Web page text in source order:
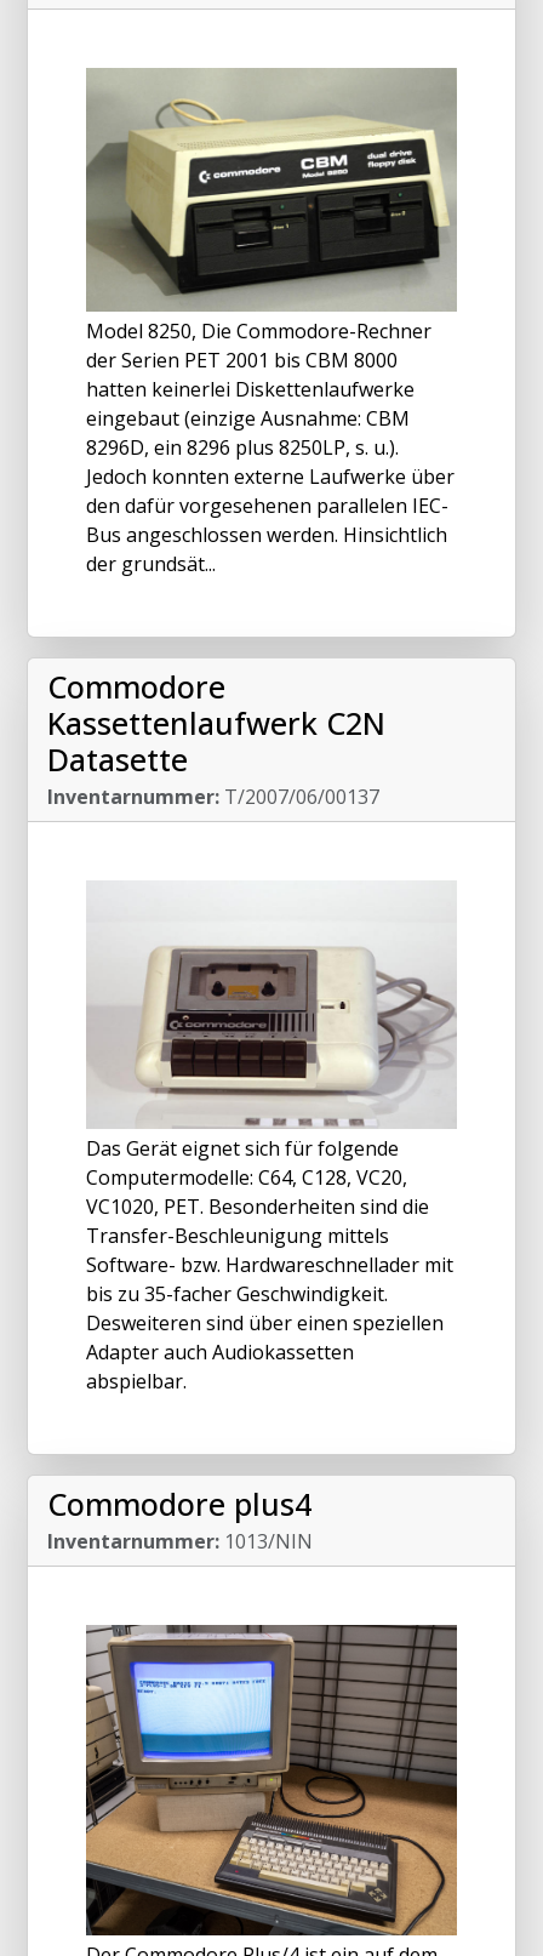
Model 8250, Die Commodore-Rechner
der Serien PET 2001 bis CBM 8000
hatten keinerlei Diskettenlaufwerke
eingebaut (einzige Ausnahme: CBM
8296D, ein 8296 plus 8250LP, s. u.).
Jedoch konnten externe Laufwerke über
den dafür vorgesehenen parallelen IEC-
Bus angeschlossen werden. Hinsichtlich
der grundsät...
Commodore
Kassettenlaufwerk C2N
Datasette
Inventarnummer: T/2007/06/00137
Das Gerät eignet sich für folgende
Computermodelle: C64, C128, VC20,
VC1020, PET. Besonderheiten sind die
Transfer-Beschleunigung mittels
Software- bzw. Hardwareschnellader mit
bis zu 35-facher Geschwindigkeit.
Desweiteren sind über einen speziellen
Adapter auch Audiokassetten
abspielbar.
Commodore plus4
Inventarnummer: 1013/NIN